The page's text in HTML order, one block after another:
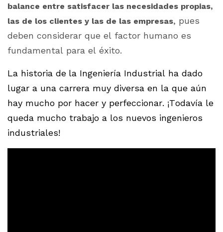
balance entre satisfacer las necesidades propias,
las de los clientes y las de las empresas, pues
deben considerar que el factor humano es
fundamental para el éxito.
La historia de la Ingeniería Industrial ha dado
lugar a una carrera muy diversa en la que aún
hay mucho por hacer y perfeccionar. ¡Todavía le
queda mucho trabajo a los nuevos ingenieros
industriales!